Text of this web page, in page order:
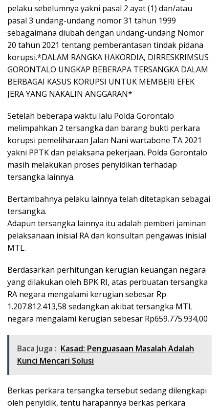
pelaku sebelumnya yakni pasal 2 ayat (1) dan/atau
pasal 3 undang-undang nomor 31 tahun 1999
sebagaimana diubah dengan undang-undang Nomor
20 tahun 2021 tentang pemberantasan tindak pidana
korupsi.*DALAM RANGKA HAKORDIA, DIRRESKRIMSUS
GORONTALO UNGKAP BEBERAPA TERSANGKA DALAM
BERBAGAI KASUS KORUPSI UNTUK MEMBERI EFEK
JERA YANG NAKALIN ANGGARAN*
Setelah beberapa waktu lalu Polda Gorontalo
melimpahkan 2 tersangka dan barang bukti perkara
korupsi pemeliharaan Jalan Nani wartabone TA 2021
yakni PPTK dan pelaksana pekerjaan, Polda Gorontalo
masih melakukan proses penyidikan terhadap
tersangka lainnya.
Bertambahnya pelaku lainnya telah ditetapkan sebagai
tersangka.
Adapun tersangka lainnya itu adalah pemberi jaminan
pelaksanaan inisial RA dan konsultan pengawas inisial
MTL.
Berdasarkan perhitungan kerugian keuangan negara
yang dilakukan oleh BPK RI, atas perbuatan tersangka
RA negara mengalami kerugian sebesar Rp
1.207.812.413,58 sedangkan akibat tersangka MTL
negara mengalami kerugian sebesar Rp659.775.934,00
Baca Juga : Kasad: Penguasaan Masalah Adalah
Kunci Mencari Solusi
Berkas perkara tersangka tersebut sedang dilengkapi
oleh penyidik, tentu harapannya berkas perkara